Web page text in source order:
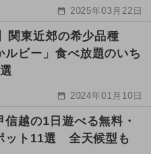
2025年03月22日
関東近郊の希少品種
ルビー」食べ放題のいち
2024年01月10日
信越の1日遊べる無料・
ット11選 全天候型も